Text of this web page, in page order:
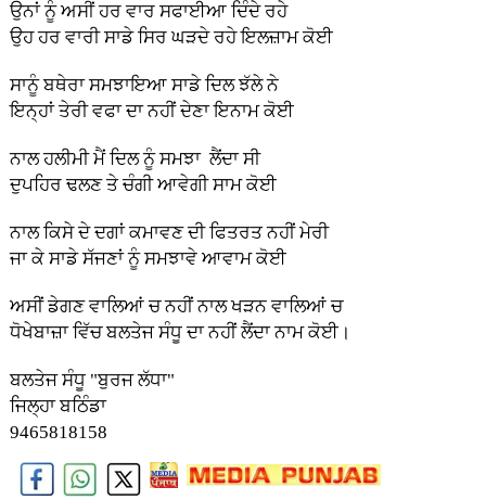
ਉਨਾਂ ਨੂੰ ਅਸੀਂ ਹਰ ਵਾਰ ਸਫਾਈਆ ਦਿੰਦੇ ਰਹੇ
ਉਹ ਹਰ ਵਾਰੀ ਸਾਡੇ ਸਿਰ ਘੜਦੇ ਰਹੇ ਇਲਜ਼ਾਮ ਕੋਈ
ਸਾਨੂੰ ਬਥੇਰਾ ਸਮਝਾਇਆ ਸਾਡੇ ਦਿਲ ਝੱਲੇ ਨੇ
ਇਨ੍ਹਾਂ ਤੇਰੀ ਵਫਾ ਦਾ ਨਹੀਂ ਦੇਣਾ ਇਨਾਮ ਕੋਈ
ਨਾਲ ਹਲੀਮੀ ਮੈਂ ਦਿਲ ਨੂੰ ਸਮਝਾ ਲੈਂਦਾ ਸੀ
ਦੁਪਹਿਰ ਢਲਣ ਤੇ ਚੰਗੀ ਆਵੇਗੀ ਸਾਮ ਕੋਈ
ਨਾਲ ਕਿਸੇ ਦੇ ਦਗਾਂ ਕਮਾਵਣ ਦੀ ਫਿਤਰਤ ਨਹੀਂ ਮੇਰੀ
ਜਾ ਕੇ ਸਾਡੇ ਸੱਜਣਾਂ ਨੂੰ ਸਮਝਾਵੇ ਆਵਾਮ ਕੋਈ
ਅਸੀਂ ਡੇਗਣ ਵਾਲਿਆਂ ਚ ਨਹੀਂ ਨਾਲ ਖੜਨ ਵਾਲਿਆਂ ਚ
ਧੋਖੇਬਾਜ਼ਾ ਵਿੱਚ ਬਲਤੇਜ ਸੰਧੂ ਦਾ ਨਹੀਂ ਲੈਂਦਾ ਨਾਮ ਕੋਈ।
ਬਲਤੇਜ ਸੰਧੂ "ਬੁਰਜ ਲੱਧਾ"
ਜਿਲ੍ਹਾ ਬਠਿੰਡਾ
9465818158